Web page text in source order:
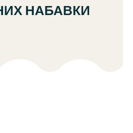
НАБАВКИ